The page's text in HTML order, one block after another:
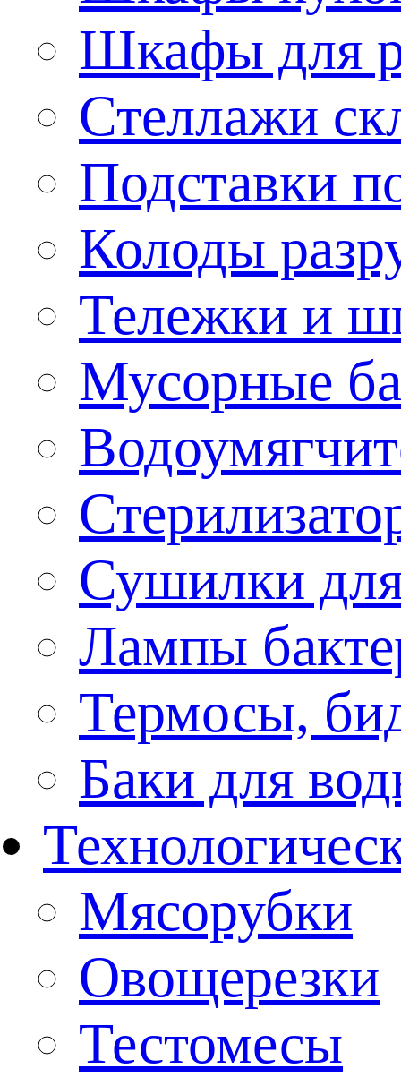
Шкафы для
Стеллажи
Подставки
Колоды
Тележки и
Мусорные
Сушилки
Лампы
Термосы,
Баки для
Мясорубки
Овощерезки
Тестомесы